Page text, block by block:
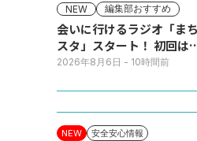
NEW 編集部おすすめ
会いに行けるラジオ「まち
スタ」スタート！ 初回は
日(火･祝) 公開生放送
2026年8月6日 - 10時間前
NEW 安全安心情報